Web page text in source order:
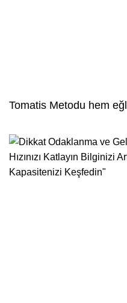
Tomatis Metodu hem